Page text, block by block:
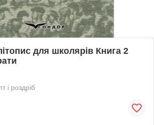
для школярів Книга 2
і роздріб